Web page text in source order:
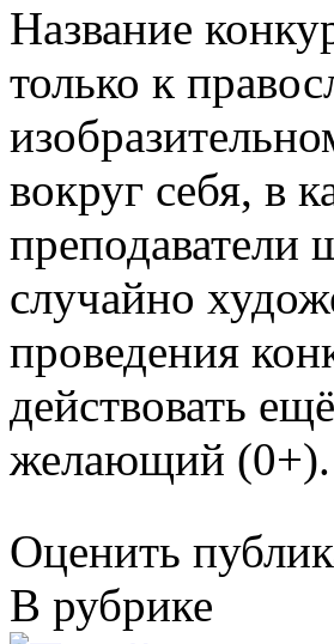
Название
только к
вокруг себя, в
случайно
проведения
действовать
желающий (0+).
Оценить
В рубрике